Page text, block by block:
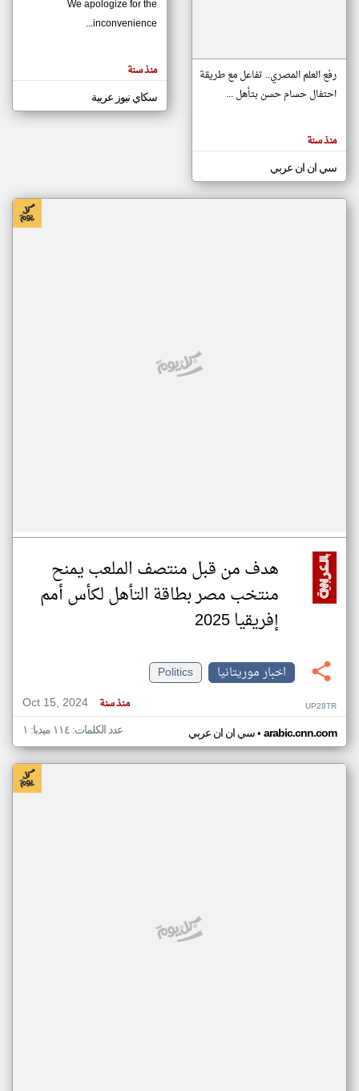
مصادر الأخبار من موريتانيا
اخبار موريتانيا على مدار الساعة
أهم اخبار موريتانيا العاجلة والمباشرة
المقالات
الموجوده
هنا عن
رفع العلم المصري.. تفاعل مع طريقة
احتفال حسام حسن بتأهل ...
منذ سنة
سي ان ان عربي
We apologize for the
inconvenience...
منذ سنة
سكاي نيوز عربية
هدف من قبل منتصف الملعب يمنح
منتخب مصر بطاقة التأهل لكأس أمم
إفريقيا 2025
اخبار موريتانيا
Politics
Oct 15, 2024
منذ سنة UP28TR
سي ان ان عربي• arabic.cnn.com عدد الكلمات: ١١٤ ميديا: ١
klyoum.com